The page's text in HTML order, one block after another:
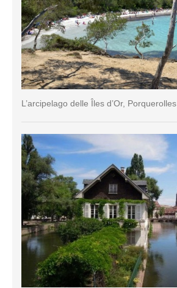
L’arcipelago delle Îles d’Or, Porquerolles